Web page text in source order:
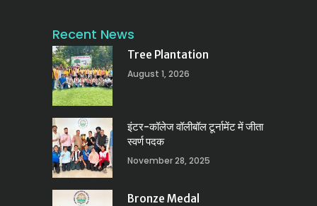
Recent News
Tree Plantation
August 1, 2026
इंटर-कॉलेज वॉलीबॉल टूर्नामेंट में जीता
स्वर्ण पदक
November 28, 2025
Bronze Medal